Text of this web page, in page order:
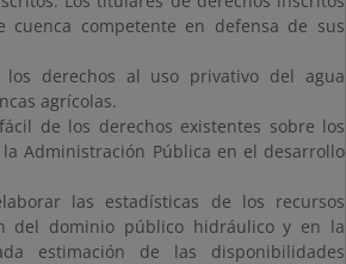
competente en defensa de sus
derechos al uso privativo del agua
agrícolas.
de los derechos existentes sobre los
Administración Pública en el desarrollo
las estadísticas de los recursos
del dominio público hidráulico y en la
estimación de las disponibilidades